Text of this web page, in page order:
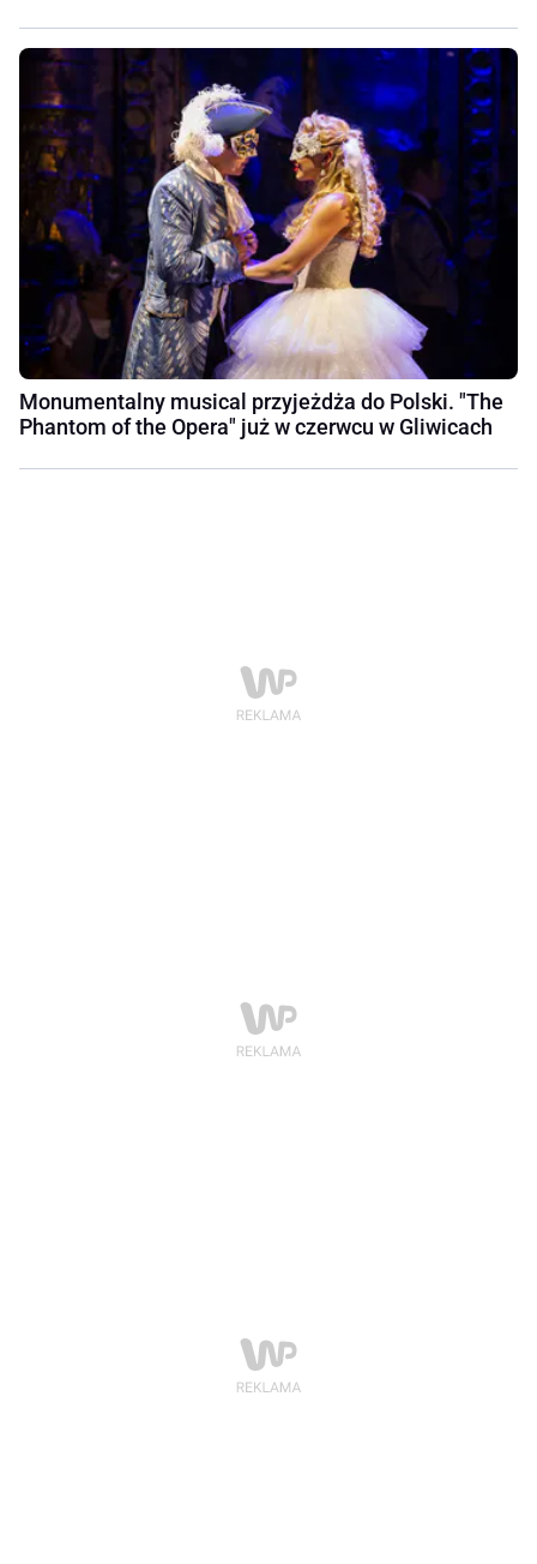
Monumentalny musical przyjeżdża do Polski. "The
Phantom of the Opera" już w czerwcu w Gliwicach